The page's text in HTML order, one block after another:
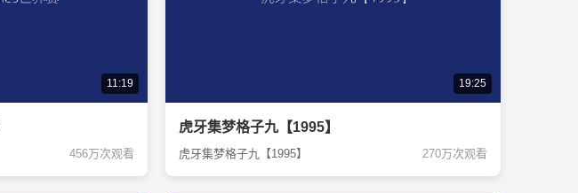
11:19
456万次观看
19:25
虎牙集梦格子九【1995】
虎牙集梦格子九【1995】 270万次观看